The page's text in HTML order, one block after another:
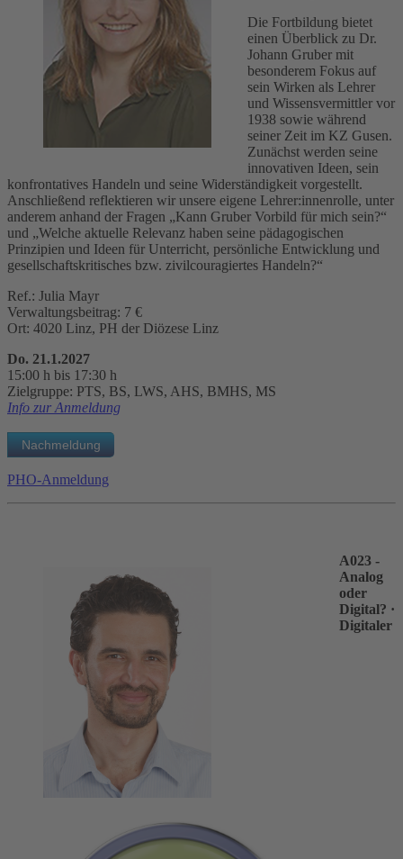
Die Fortbildung bietet
einen Überblick zu Dr.
Johann Gruber mit
besonderem Fokus auf
sein Wirken als Lehrer
und Wissensvermittler vor
1938 sowie während
seiner Zeit im KZ Gusen.
Zunächst werden seine
innovativen Ideen, sein
konfrontatives Handeln und seine Widerständigkeit vorgestellt.
Anschließend reflektieren wir unsere eigene Lehrer:innenrolle, unter
anderem anhand der Fragen „Kann Gruber Vorbild für mich sein?“
und „Welche aktuelle Relevanz haben seine pädagogischen
Prinzipien und Ideen für Unterricht, persönliche Entwicklung und
gesellschaftskritisches bzw. zivilcouragiertes Handeln?“
Ref.: Julia Mayr
Verwaltungsbeitrag: 7 €
Ort: 4020 Linz, PH der Diözese Linz
Do. 21.1.2027
15:00 h bis 17:30 h
Zielgruppe: PTS, BS, LWS, AHS, BMHS, MS
Info zur Anmeldung
PHO-Anmeldung
A023 -
Analog
oder
Digital? ·
Digitaler